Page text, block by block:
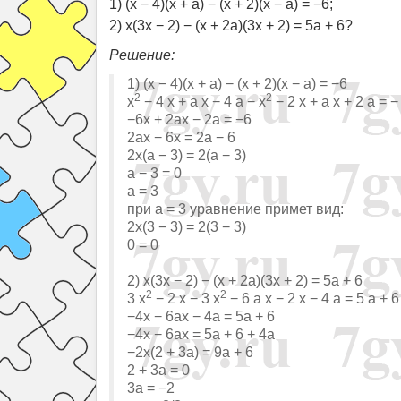
1) (x − 4)(x + a) − (x + 2)(x − a) = −6;
2) x(3x − 2) − (x + 2a)(3x + 2) = 5a + 6?
Решение:
1) (x − 4)(x + a) − (x + 2)(x − a) = −6
x2 − 4 x + a x − 4 a − x2 − 2 x + a x + 2 a =
−6x + 2ax − 2a = −6
2ax − 6x = 2a − 6
2x(a − 3) = 2(a − 3)
a − 3 = 0
a = 3
при a = 3 уравнение примет вид:
2x(3 − 3) = 2(3 − 3)
0 = 0
2) x(3x − 2) − (x + 2a)(3x + 2) = 5a + 6
3 x2 − 2 x − 3 x2 − 6 a x − 2 x − 4 a = 5 a + 6
−4x − 6ax − 4a = 5a + 6
−4x − 6ax = 5a + 6 + 4a
−2x(2 + 3a) = 9a + 6
2 + 3a = 0
3a = −2